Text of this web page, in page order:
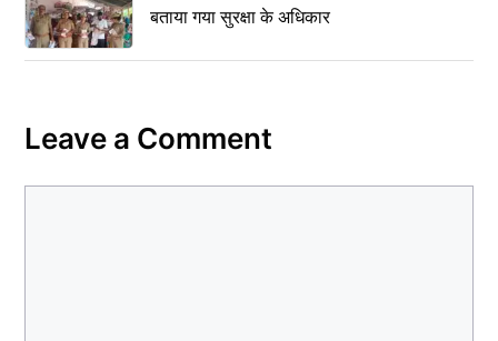
बताया गया सुरक्षा के अधिकार
Leave a Comment